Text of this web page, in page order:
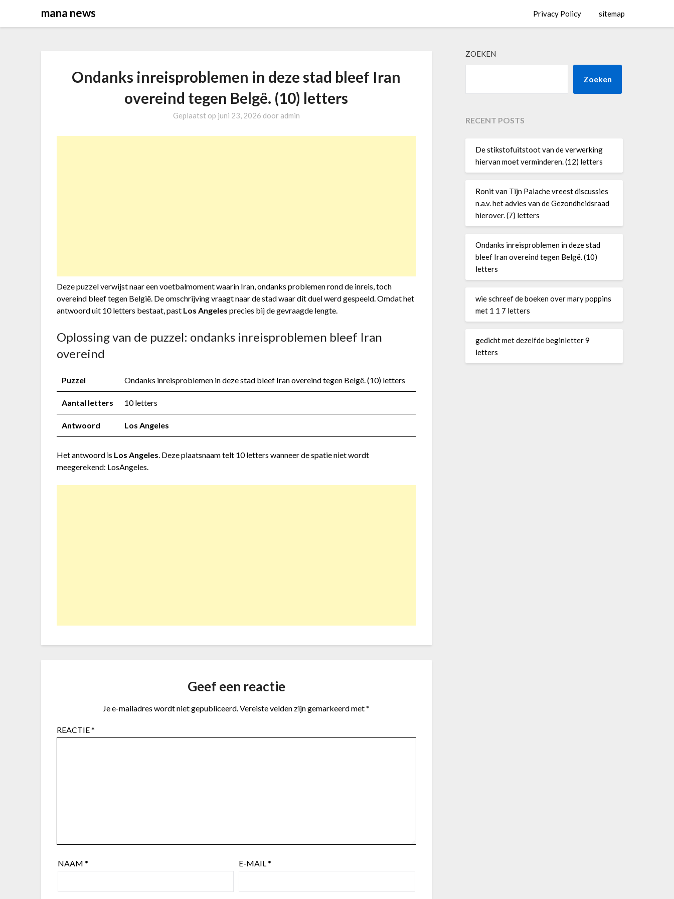
mana news Privacy Policy sitemap
Ondanks inreisproblemen in deze stad bleef Iran
overeind tegen Belgë. (10) letters
Geplaatst op juni 23, 2026 door admin
Deze puzzel verwijst naar een voetbalmoment waarin Iran, ondanks problemen rond de inreis, toch
overeind bleef tegen België. De omschrijving vraagt naar de stad waar dit duel werd gespeeld. Omdat het
antwoord uit 10 letters bestaat, past Los Angeles precies bij de gevraagde lengte.
Oplossing van de puzzel: ondanks inreisproblemen bleef Iran
overeind
Puzzel Ondanks inreisproblemen in deze stad bleef Iran overeind tegen Belgë. (10) letters
Aantal letters 10 letters
Antwoord Los Angeles
Het antwoord is Los Angeles. Deze plaatsnaam telt 10 letters wanneer de spatie niet wordt
meegerekend: LosAngeles.
Geef een reactie
Je e-mailadres wordt niet gepubliceerd.Vereiste velden zijn gemarkeerd met*
REACTIE*
NAAM* E-MAIL*
ZOEKEN
Zoeken
RECENT POSTS
De stikstofuitstoot van de verwerking
hiervan moet verminderen. (12) letters
Ronit van Tijn Palache vreest discussies
n.a.v. het advies van de Gezondheidsraad
hierover. (7) letters
Ondanks inreisproblemen in deze stad
bleef Iran overeind tegen Belgë. (10)
letters
wie schreef de boeken over mary poppins
met 1 1 7 letters
gedicht met dezelfde beginletter 9
letters